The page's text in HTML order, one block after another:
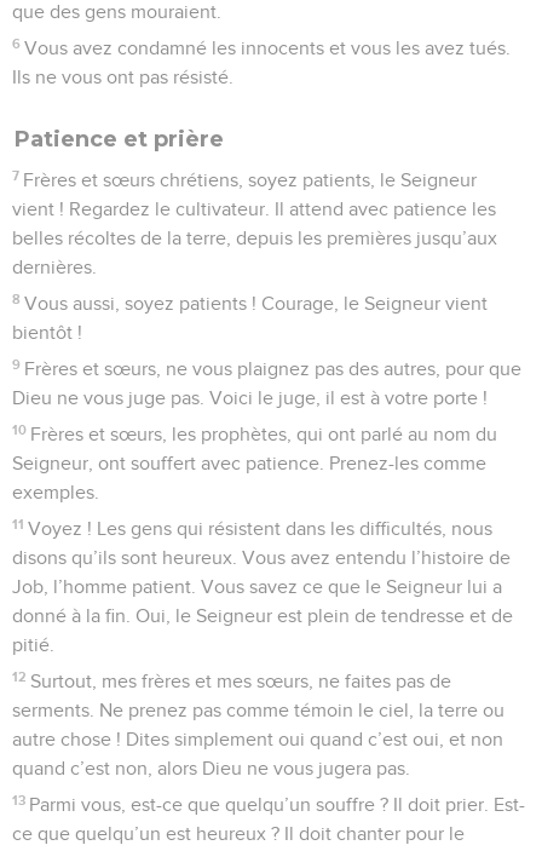
que des gens mouraient.
6 Vous avez condamné les innocents et vous les avez tués.
Ils ne vous ont pas résisté.
Patience et prière
7 Frères et sœurs chrétiens, soyez patients, le Seigneur
vient ! Regardez le cultivateur. Il attend avec patience les
belles récoltes de la terre, depuis les premières jusqu’aux
dernières.
8 Vous aussi, soyez patients ! Courage, le Seigneur vient
bientôt !
9 Frères et sœurs, ne vous plaignez pas des autres, pour que
Dieu ne vous juge pas. Voici le juge, il est à votre porte !
10 Frères et sœurs, les prophètes, qui ont parlé au nom du
Seigneur, ont souffert avec patience. Prenez-les comme
exemples.
11 Voyez ! Les gens qui résistent dans les difficultés, nous
disons qu’ils sont heureux. Vous avez entendu l’histoire de
Job, l’homme patient. Vous savez ce que le Seigneur lui a
donné à la fin. Oui, le Seigneur est plein de tendresse et de
pitié.
12 Surtout, mes frères et mes sœurs, ne faites pas de
serments. Ne prenez pas comme témoin le ciel, la terre ou
autre chose ! Dites simplement oui quand c’est oui, et non
quand c’est non, alors Dieu ne vous jugera pas.
13 Parmi vous, est-ce que quelqu’un souffre ? Il doit prier. Est-
ce que quelqu’un est heureux ? Il doit chanter pour le